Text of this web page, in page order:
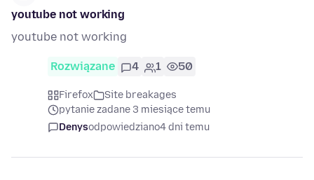
youtube not working
youtube not working
Rozwiązane 4 1 50
Firefox
Site breakages
pytanie zadane 3 miesiące temu
Denysodpowiedziano4 dni temu